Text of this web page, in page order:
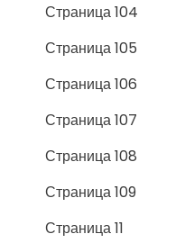
Страница 104
Страница 105
Страница 106
Страница 107
Страница 108
Страница 109
Страница 11